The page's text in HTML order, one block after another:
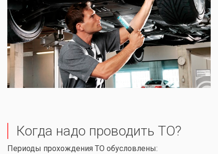
Когда надо проводить ТО?
Периоды прохождения ТО обусловлены: